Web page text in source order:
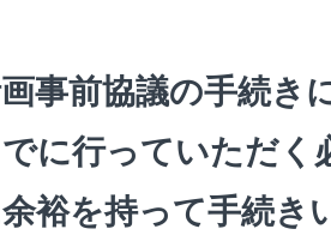
事前協議の手続き
に行っていただく
裕を持って手続き